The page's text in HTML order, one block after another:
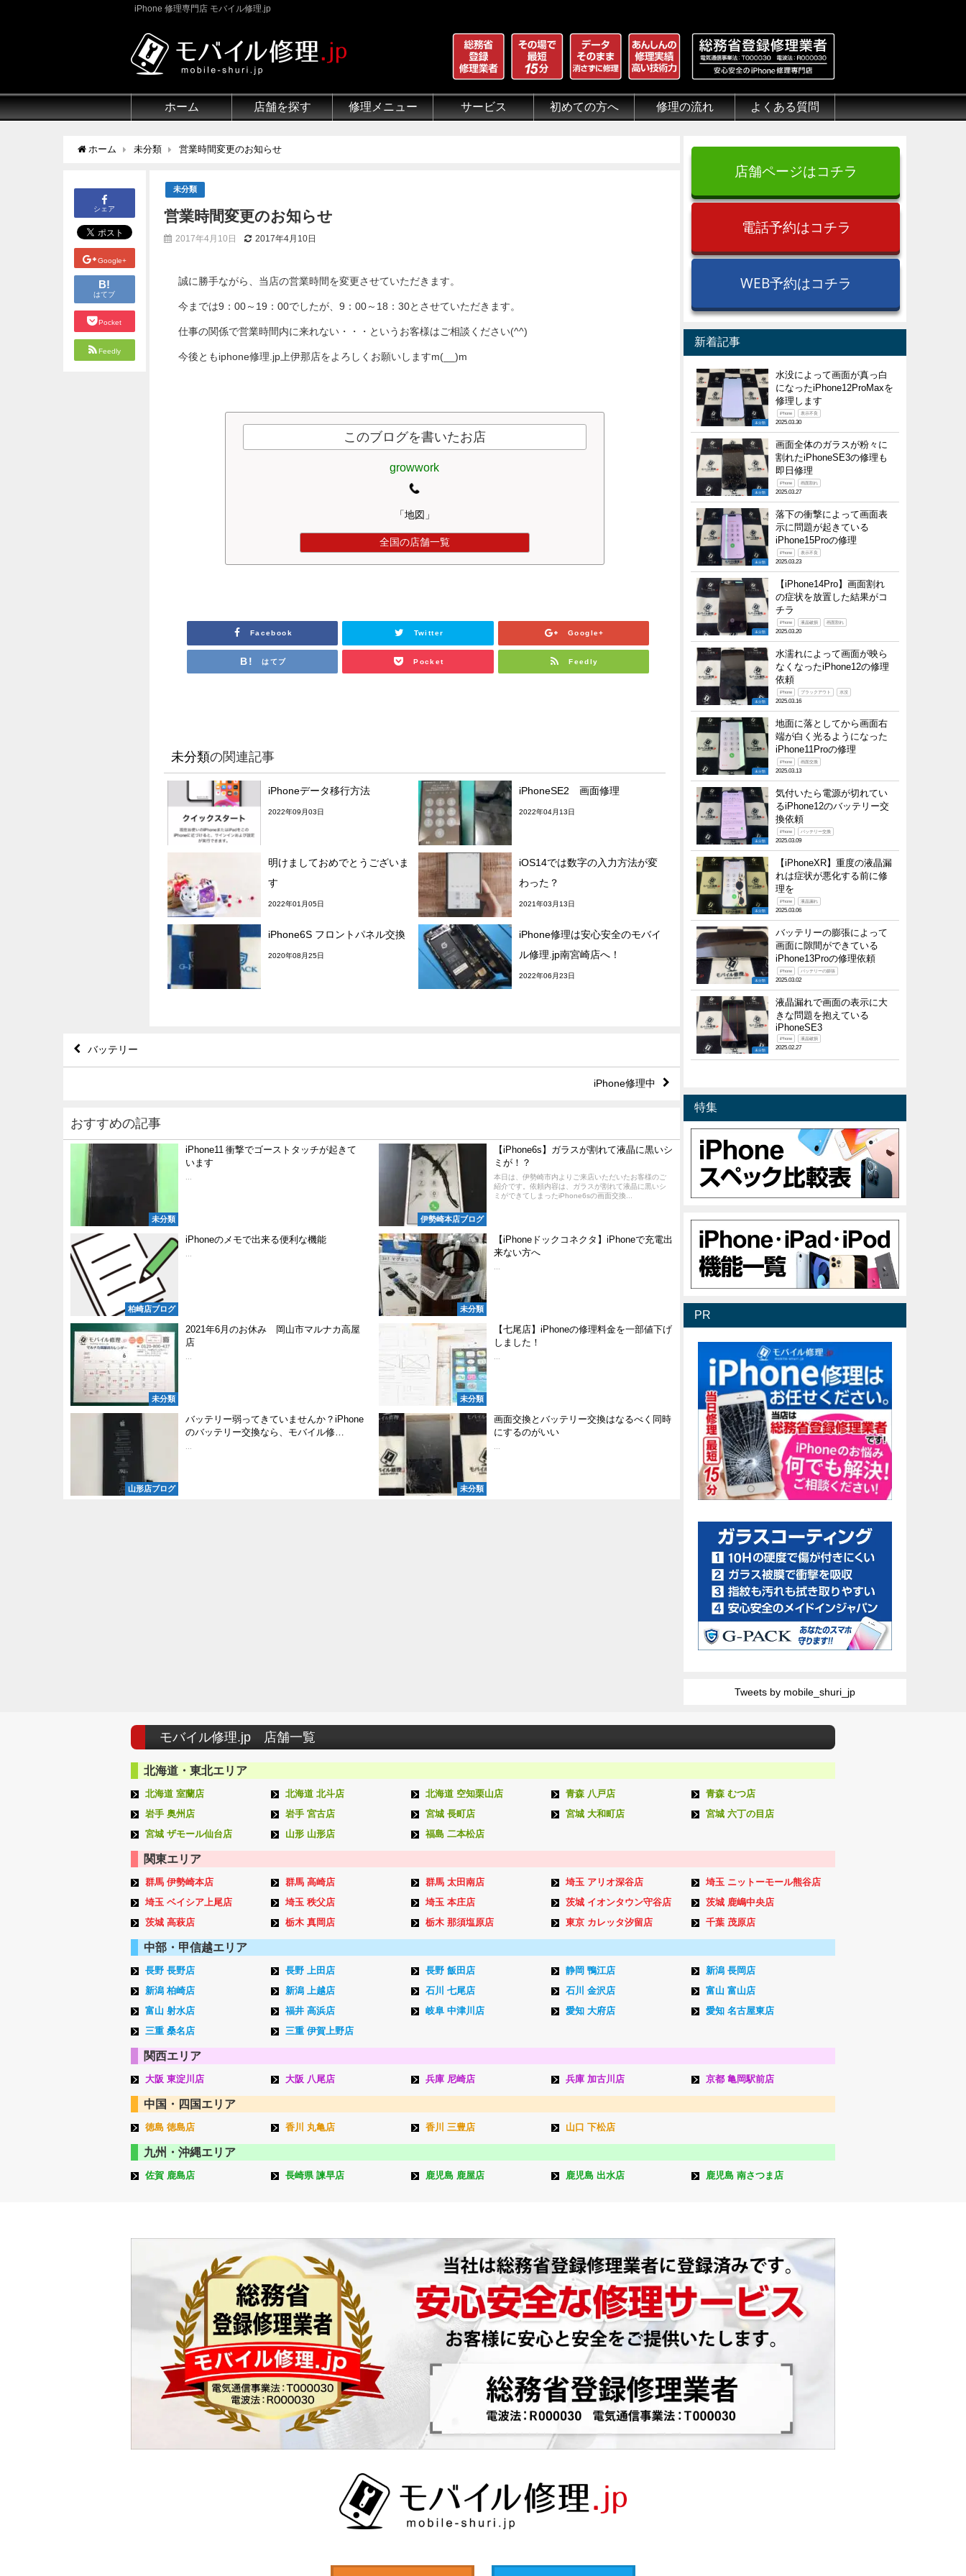
iPhone 修理専門店 モバイル修理.jp
ホーム 店舗を探す 修理メニュー サービス 初めての方へ 修理の流れ よくある質問
ホーム 未分類 営業時間変更のお知らせ
シェア
Google+
B!
はてブ
Pocket
Feedly
未分類
営業時間変更のお知らせ
2017年4月10日 2017年4月10日
誠に勝手ながら、当店の営業時間を変更させていただきます。
今までは9：00～19：00でしたが、9：00～18：30とさせていただきます。
仕事の関係で営業時間内に来れない・・・というお客様はご相談ください(^^)
今後ともiphone修理.jp上伊那店をよろしくお願いしますm(__)m
このブログを書いたお店
growwork
「地図」
全国の店舗一覧
Facebook Twitter Google+
はてブ Pocket Feedly
未分類の関連記事
iPhoneデータ移行方法
2022年09月03日
iPhoneSE2 画面修理
2022年04月13日
明けましておめでとうございま
す
2022年01月05日
iOS14では数字の入力方法が変
わった？
2021年03月13日
iPhone6S フロントパネル交換
2020年08月25日
iPhone修理は安心安全のモバイ
ル修理.jp南宮崎店へ！
2022年06月23日
バッテリー
iPhone修理中
おすすめの記事
未分類
iPhone11 衝撃でゴーストタッチが起きて
います
伊勢崎本店ブログ
【iPhone6s】ガラスが割れて液晶に黒いシ
ミが！？
本日は、伊勢崎市内よりご来店いただいたお客様のご
紹介です。依頼内容は、ガラスが割れて液晶に黒いシ
ミができてしまったiPhone6sの画面交換...
柏崎店ブログ
iPhoneのメモで出来る便利な機能
未分類
【iPhoneドックコネクタ】iPhoneで充電出
来ない方へ
未分類
2021年6月のお休み 岡山市マルナカ高屋
店
未分類
【七尾店】iPhoneの修理料金を一部値下げ
しました！
山形店ブログ
バッテリー弱ってきていませんか？iPhone
のバッテリー交換なら、モバイル修…
未分類
画面交換とバッテリー交換はなるべく同時
にするのがいい
店舗ページはコチラ
電話予約はコチラ
WEB予約はコチラ
新着記事
未分類
水没によって画面が真っ白
になったiPhone12ProMaxを
修理します
iPhone 表示不良
2025.03.30
未分類
画面全体のガラスが粉々に
割れたiPhoneSE3の修理も
即日修理
iPhone 画面割れ
2025.03.27
未分類
落下の衝撃によって画面表
示に問題が起きている
iPhone15Proの修理
iPhone 表示不良
2025.03.23
未分類
【iPhone14Pro】画面割れ
の症状を放置した結果がコ
チラ
iPhone 液晶破損 画面割れ
2025.03.20
未分類
水濡れによって画面が映ら
なくなったiPhone12の修理
依頼
iPhone ブラックアウト 水没
2025.03.16
未分類
地面に落としてから画面右
端が白く光るようになった
iPhone11Proの修理
iPhone 画面交換
2025.03.13
未分類
気付いたら電源が切れてい
るiPhone12のバッテリー交
換依頼
iPhone バッテリー交換
2025.03.09
未分類
【iPhoneXR】重度の液晶漏
れは症状が悪化する前に修
理を
iPhone 液晶漏れ
2025.03.06
未分類
バッテリーの膨張によって
画面に隙間ができている
iPhone13Proの修理依頼
iPhone バッテリーの膨張
2025.03.02
未分類
液晶漏れで画面の表示に大
きな問題を抱えている
iPhoneSE3
iPhone 液晶破損
2025.02.27
特集
PR
Tweets by mobile_shuri_jp
モバイル修理.jp 店舗一覧
北海道・東北エリア
北海道 室蘭店 北海道 北斗店 北海道 空知栗山店 青森 八戸店
青森 むつ店
岩手 奥州店
岩手 宮古店 宮城 長町店 宮城 大和町店
宮城 六丁の目店
宮城 ザモール仙台店
山形 山形店 福島 二本松店
関東エリア
群馬 伊勢崎本店 群馬 高崎店 群馬 太田南店 埼玉 アリオ深谷店
埼玉 ニットーモール熊谷店
埼玉 ベイシア上尾店
埼玉 秩父店 埼玉 本庄店 茨城 イオンタウン守谷店
茨城 鹿嶋中央店
茨城 高萩店
栃木 真岡店 栃木 那須塩原店 東京 カレッタ汐留店 千葉 茂原店
中部・甲信越エリア
長野 長野店 長野 上田店 長野 飯田店 静岡 鴨江店
新潟 長岡店
新潟 柏崎店
新潟 上越店 石川 七尾店 石川 金沢店
富山 富山店
富山 射水店
福井 高浜店 岐阜 中津川店 愛知 大府店
愛知 名古屋東店
三重 桑名店
三重 伊賀上野店
関西エリア
大阪 東淀川店 大阪 八尾店 兵庫 尼崎店 兵庫 加古川店 京都 亀岡駅前店
中国・四国エリア
徳島 徳島店 香川 丸亀店 香川 三豊店 山口 下松店
九州・沖縄エリア
佐賀 鹿島店 長崎県 諫早店 鹿児島 鹿屋店 鹿児島 出水店 鹿児島 南さつま店